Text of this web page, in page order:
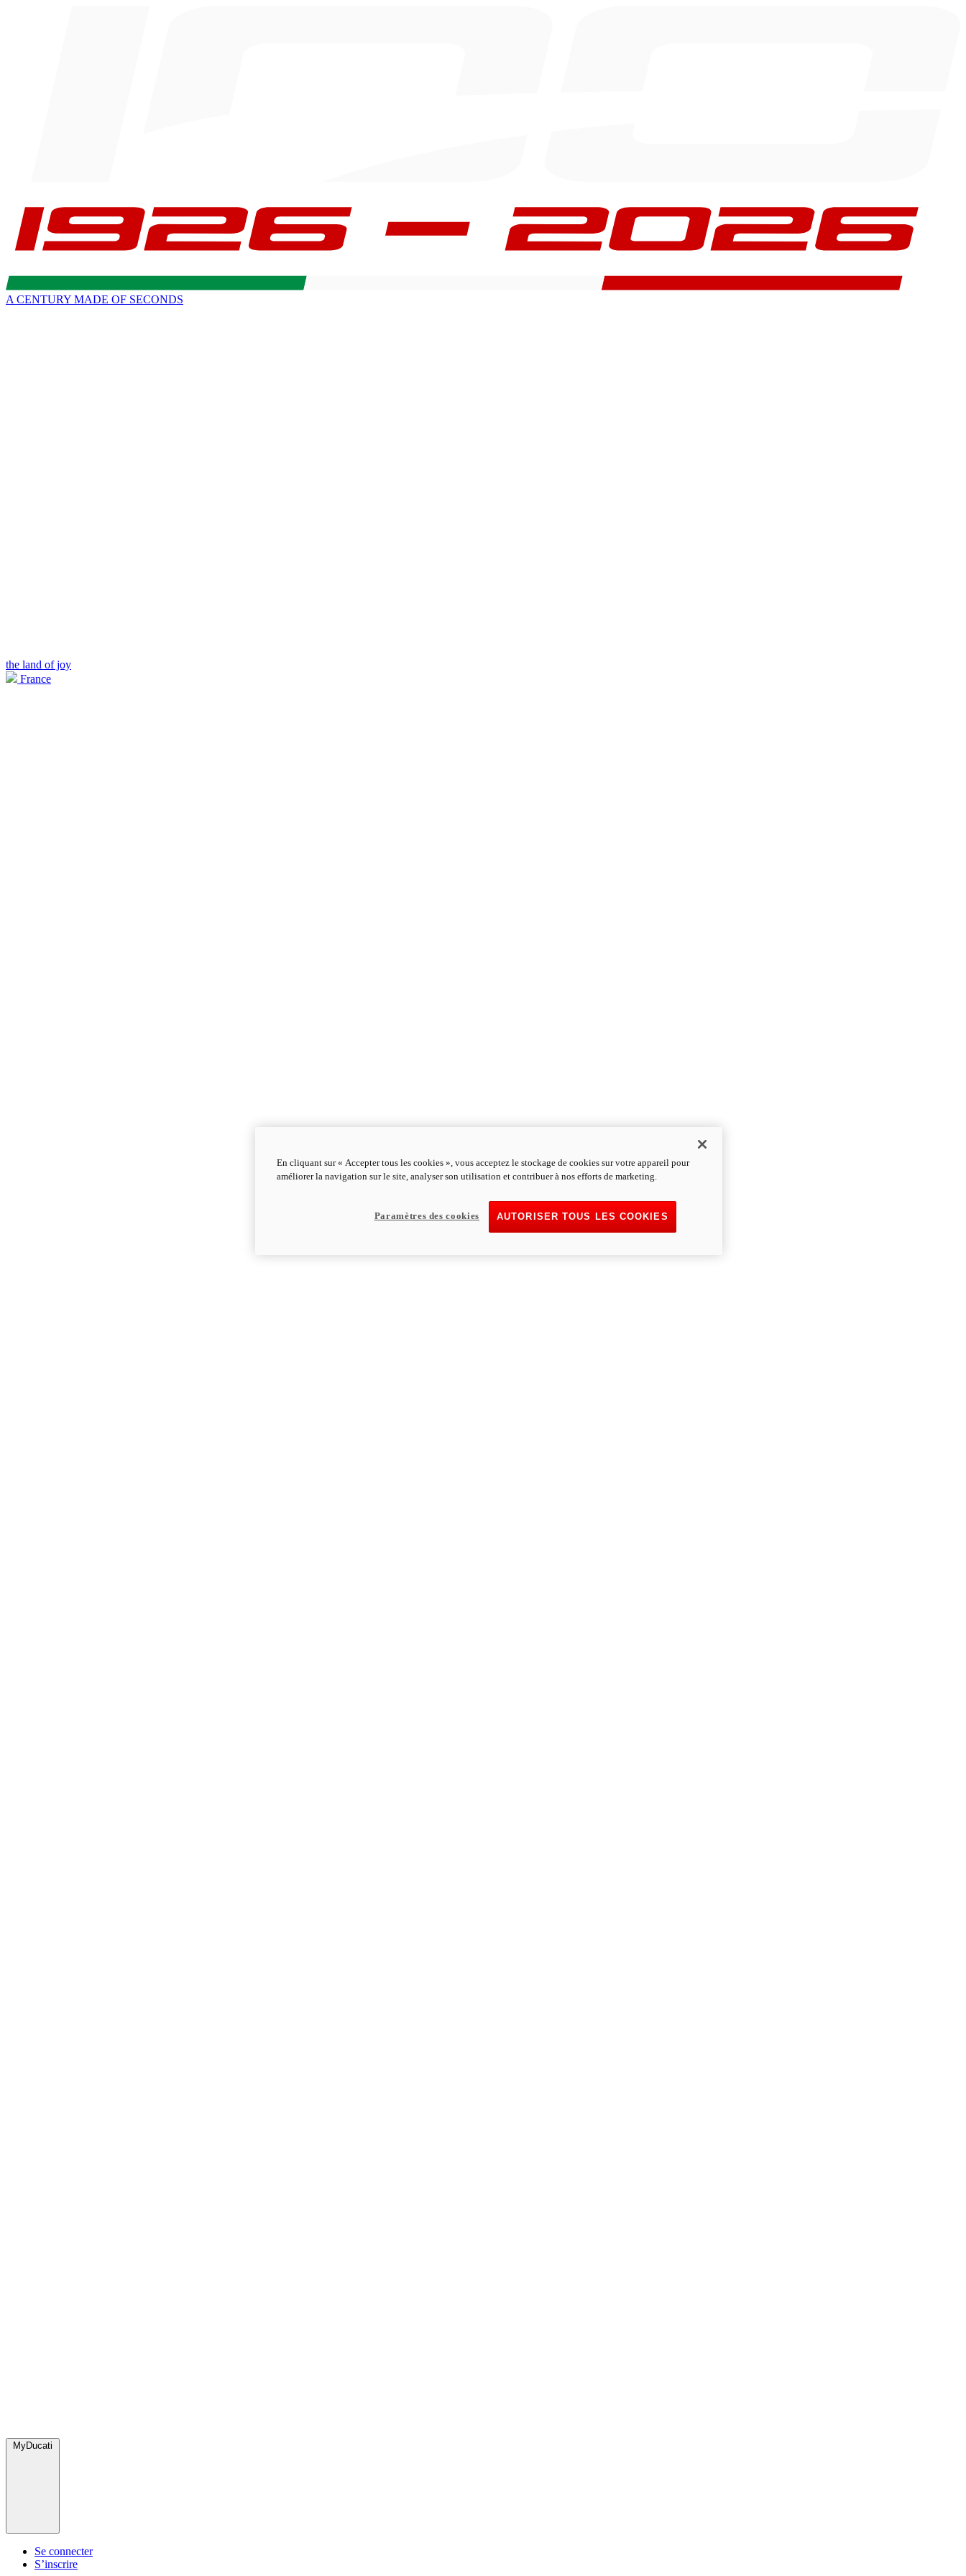
A CENTURY MADE OF SECONDS
the land of joy
France
MyDucati
Se connecter
S’inscrire
En cliquant sur « Accepter tous les cookies », vous acceptez le stockage de cookies sur votre appareil pour
améliorer la navigation sur le site, analyser son utilisation et contribuer à nos efforts de marketing.
AUTORISER TOUS LES COOKIES
Paramètres des cookies